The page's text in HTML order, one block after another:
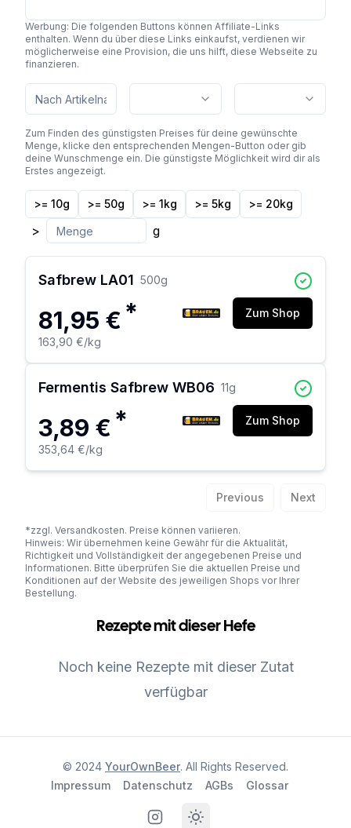
Werbung: Die folgenden Buttons können Affiliate-Links
enthalten. Wenn du über diese Links einkaufst, verdienen wir
möglicherweise eine Provision, die uns hilft, diese Webseite zu
finanzieren.
Zum Finden des günstigsten Preises für deine gewünschte
Menge, klicke den entsprechenden Mengen-Button oder gib
deine Wunschmenge ein. Die günstigste Möglichkeit wird dir als
Erstes angezeigt.
>= 10g >= 50g >= 1kg >= 5kg >= 20kg
> g
Safbrew LA01 500g
81,95 € *
163,90 €/kg
Zum Shop
Fermentis Safbrew WB06 11g
3,89 € *
353,64 €/kg
Zum Shop
Previous Next
*zzgl. Versandkosten. Preise können variieren.
Hinweis: Wir übernehmen keine Gewähr für die Aktualität,
Richtigkeit und Vollständigkeit der angegebenen Preise und
Informationen. Bitte überprüfen Sie die aktuellen Preise und
Konditionen auf der Website des jeweiligen Shops vor Ihrer
Bestellung.
Rezepte mit dieser Hefe
Noch keine Rezepte mit dieser Zutat
verfügbar
© 2024 YourOwnBeer. All Rights Reserved.
Impressum
Datenschutz AGBs Glossar
InstagramToggle theme